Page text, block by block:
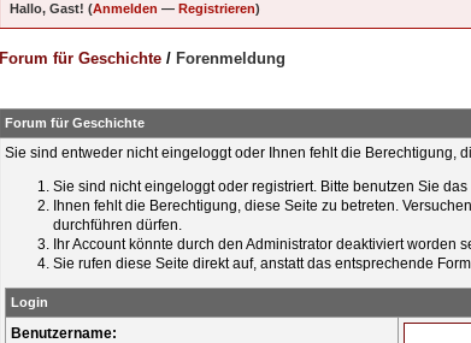
Hallo, Gast! (Anmelden — Registrieren)
Forum für Geschichte / Forenmeldung
Forum für Geschichte
Sie sind entweder nicht eingeloggt oder Ihnen fehlt die Berechtigung,
Sie sind nicht eingeloggt oder registriert. Bitte benutzen Sie
Ihnen fehlt die Berechtigung, diese Seite zu betreten.
durchführen dürfen.
Ihr Account könnte durch den Administrator deaktiviert worden
Sie rufen diese Seite direkt auf, anstatt das entsprechende
Login
Benutzername: